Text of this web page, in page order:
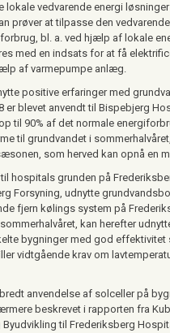
lokale vedvarende energi
prøver at tilpasse den
bl. a. ved hjælp af lokale
med en indsats for at få
af varmepumpe anlæg.
positive erfaringer med
er blevet anvendt til Bispebjerg
til 90% af det normale
til grundvandet i
som herved kan opnå en
hospitals grunden på
Forsyning, udnytte
fjern kølings system på
kan herefter
bygninger med god effektivitet
vidtgående krav om
anvendelse af solceller på
beskrevet i rapporten fra
Byudvikling til Frederiksberg